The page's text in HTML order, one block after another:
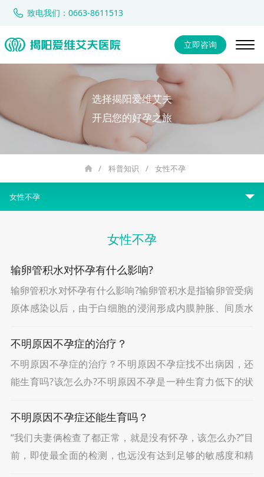
致电我们：0663-8611513
立即咨询
选择揭阳爱维艾夫
开启您的好孕之旅
/ 科普知识 / 女性不孕
女性不孕
人工授精
试管婴儿
女性不孕
输卵管积水对怀孕有什么影响?
输卵管积水对怀孕有什么影响?输卵管积水是指输卵管受病
原体感染以后，由于白细胞的浸润形成内膜肿胀、间质水
又是精卵结合的场所，若输卵管出现狭窄、闭锁、变形
不明原因不孕症的治疗？
不明原因不孕症的治疗？不明原因不孕症找不出病因，还
能生育吗?该怎么办?不明原因不孕是一种生育力低下的状
合医生治疗均可以成功受孕，仅有极少数患者为永久性
不明原因不孕症还能生育吗？
“我们夫妻俩检查了都正常，就是没有怀孕，该怎么办?”目
前，即使最全面的检测，也远没有达到足够的敏感度和精